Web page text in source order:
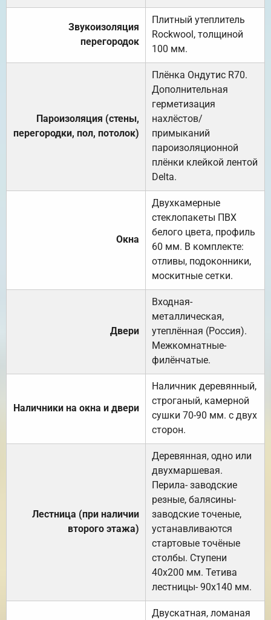
Звукоизоляция
перегородок
Плитный утеплитель
Rockwool, толщиной
100 мм.
Пароизоляция (стены,
перегородки, пол, потолок)
Плёнка Ондутис R70.
Дополнительная
герметизация
нахлёстов/
примыканий
пароизоляционной
плёнки клейкой лентой
Delta.
Окна
Двухкамерные
стеклопакеты ПВХ
белого цвета, профиль
60 мм. В комплекте:
отливы, подоконники,
москитные сетки.
Двери
Входная-
металлическая,
утеплённая (Россия).
Межкомнатные-
филёнчатые.
Наличники на окна и двери
Наличник деревянный,
строганый, камерной
сушки 70-90 мм. с двух
сторон.
Лестница (при наличии
второго этажа)
Деревянная, одно или
двухмаршевая.
Перила- заводские
резные, балясины-
заводские точеные,
устанавливаются
стартовые точёные
столбы. Ступени
40х200 мм. Тетива
лестницы- 90х140 мм.
Двускатная, ломаная